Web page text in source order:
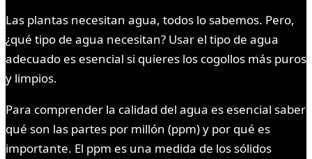
Las plantas necesitan agua, todos lo sabemos. Pero,
¿qué tipo de agua necesitan? Usar el tipo de agua
adecuado es esencial si quieres los cogollos más puros
y limpios.
Para comprender la calidad del agua es esencial saber
qué son las partes por millón (ppm) y por qué es
importante. El ppm es una medida de los sólidos